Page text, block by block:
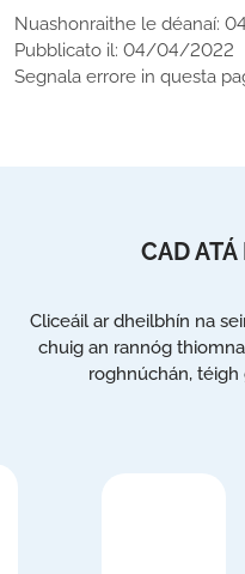
Nuashonraithe le déanaí:
Pubblicato il: 04/04/2022
Segnala errore in questa
CAD
Cliceáil ar dheilbhín na
chuig an rannóg
roghnúchán, téigh